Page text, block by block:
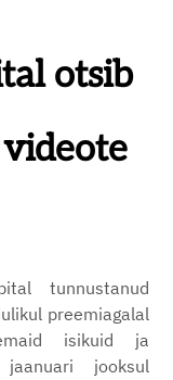
otsib
tunnustanud
preemiagalal
isikuid ja
jooksul